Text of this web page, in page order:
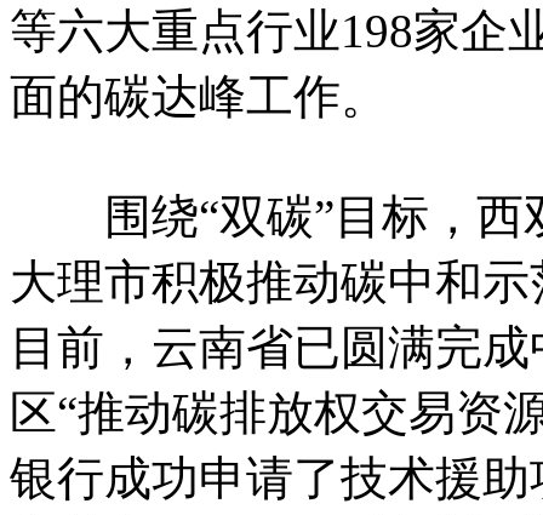
等六大重点行业198家企
面的碳达峰工作。
围绕“双碳”目标，西
大理市积极推动碳中和
目前，云南省已圆满完
区“推动碳排放权交易资
银行成功申请了技术援